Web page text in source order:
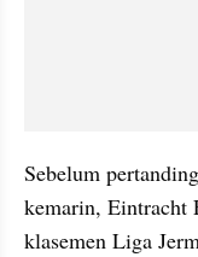
Sebelum
kemarin, Eintracht
klasemen Liga